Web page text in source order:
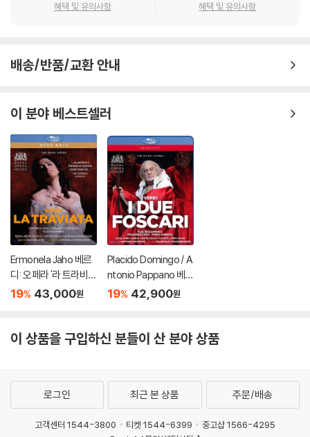
혜택 및 유의사항 혜택 및 유의사항
배송/반품/교환 안내
이 분야 베스트셀러
Ermonela Jaho 베르
디: 오페라 '라 트라비아
타' (Verdi: La Traviat
19% 43,000원
Placido Domingo / A
ntonio Pappano 베르
디: 포스카리 가문의 두
19% 42,900원
이 상품을 구입하신 분들이 산 분야 상품
로그인 최근 본 상품 주문/배송
고객센터 1544-3800 티켓 1544-6399
중고샵 1566-4295